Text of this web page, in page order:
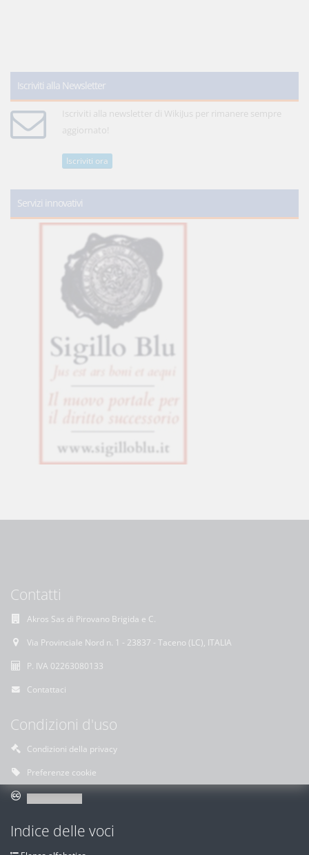
Iscriviti alla Newsletter
Iscriviti alla newsletter di WikiJus per rimanere sempre
aggiornato!
Iscriviti ora
Servizi innovativi
Contatti
Akros Sas di Pirovano Brigida e C.
Via Provinciale Nord n. 1 - 23837 - Taceno (LC), ITALIA
P. IVA 02263080133
Contattaci
Condizioni d'uso
Condizioni della privacy
Preferenze cookie
Indice delle voci